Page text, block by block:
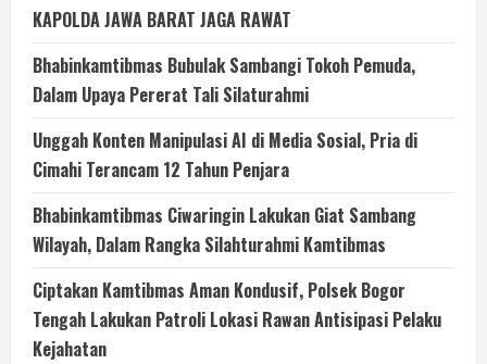
KAPOLDA JAWA BARAT JAGA RAWAT
Bhabinkamtibmas Bubulak Sambangi Tokoh Pemuda,
Dalam Upaya Pererat Tali Silaturahmi
Unggah Konten Manipulasi AI di Media Sosial, Pria di
Cimahi Terancam 12 Tahun Penjara
Bhabinkamtibmas Ciwaringin Lakukan Giat Sambang
Wilayah, Dalam Rangka Silahturahmi Kamtibmas
Ciptakan Kamtibmas Aman Kondusif, Polsek Bogor
Tengah Lakukan Patroli Lokasi Rawan Antisipasi Pelaku
Kejahatan